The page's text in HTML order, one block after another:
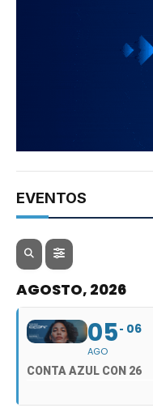
EVENTOS
AGOSTO, 2026
05
AGO
06
CONTA AZUL CON 26